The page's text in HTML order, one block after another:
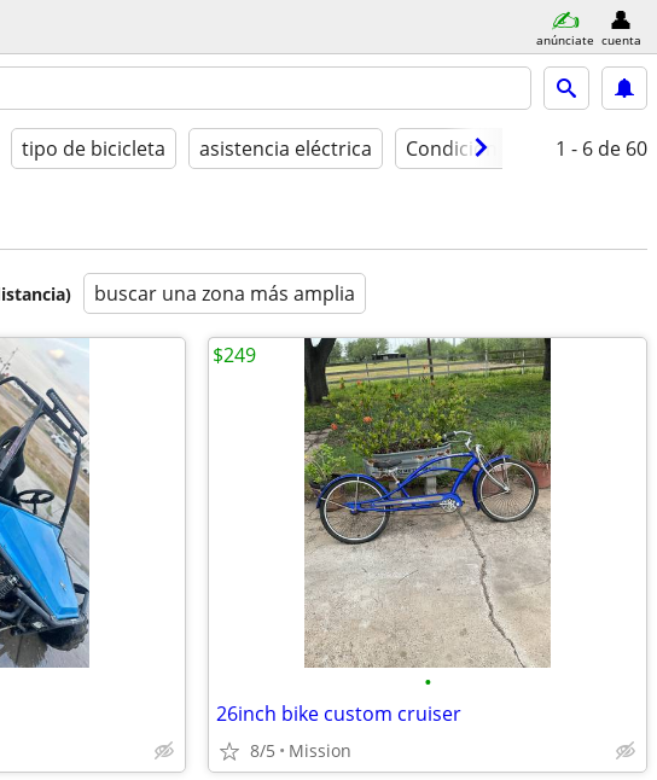
anúnciate cuenta
tipo de bicicleta asistencia eléctrica Condición 1 - 6 de 60
buscar una zona más amplia
•
26inch bike custom cruiser
8/5 Mission
$249